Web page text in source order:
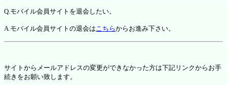
Q.モバイル会員サイトを退会したい。
A.モバイル会員サイトの退会はこちらからお進み下さい。
サイトからメールアドレスの変更ができなかった方は下記リンクからお手
続きをお願い致します。